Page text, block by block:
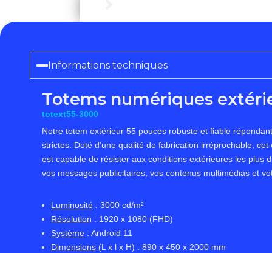
Informations techniques
Totems numériques
totext55-3000
Notre totem extérieur 55 pouces robuste et fiable
strictes. Doté d’une qualité de fabrication irréprochable,
est capable de résister aux conditions extérieures les plus
vos messages publicitaires, vos contenus multimédias et
Luminosité : 3000 cd/m²
Résolution : 1920 x 1080 (FHD)
Système : Android 11
Dimensions (L x l x H) : 890 x 450 x 2000 mm